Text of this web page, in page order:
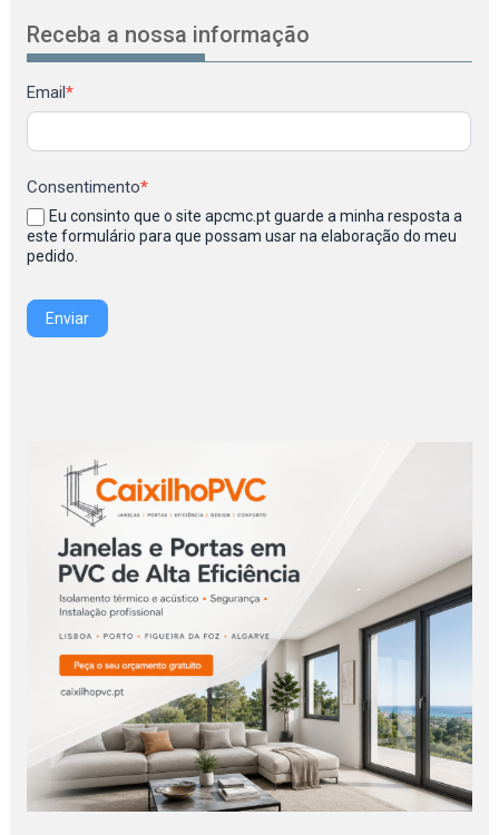
Receba a nossa informação
Newsletter
Email*
Consentimento*
Eu consinto que o site apcmc.pt guarde a minha resposta a
este formulário para que possam usar na elaboração do meu
pedido.
Enviar